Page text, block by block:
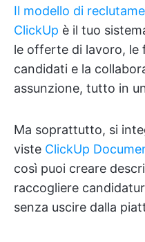
Il modello di
ClickUp è il tuo
le offerte di lavoro, le
candidati e la
assunzione, tutto in
Ma soprattutto, si
viste ClickUp
così puoi creare
raccogliere
senza uscire dalla